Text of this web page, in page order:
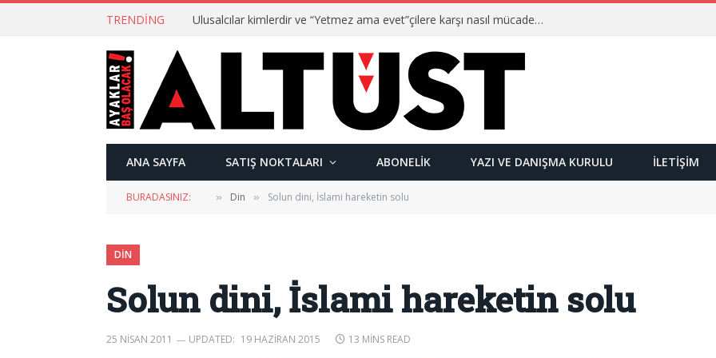
TRENDING Ulusalcılar kimlerdir ve “Yetmez ama evet”çilere karşı nasıl mücadele ederler?
ANA SAYFA SATIŞ NOKTALARI ABONELIK YAZI VE DANIŞMA KURULU İLETIŞIM
BURADASINIZ: » Din » Solun dini, İslami hareketin solu
DIN
Solun dini, İslami hareketin solu
25 NISAN 2011 UPDATED: 19 HAZIRAN 2015 13 MINS READ